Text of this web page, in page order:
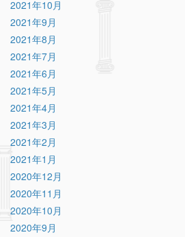
2021年10月
2021年9月
2021年8月
2021年7月
2021年6月
2021年5月
2021年4月
2021年3月
2021年2月
2021年1月
2020年12月
2020年11月
2020年10月
2020年9月